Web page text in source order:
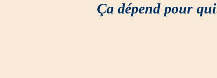
Ça dépend pour